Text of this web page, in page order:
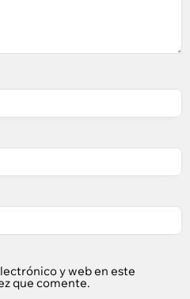
y web en este
que comente.